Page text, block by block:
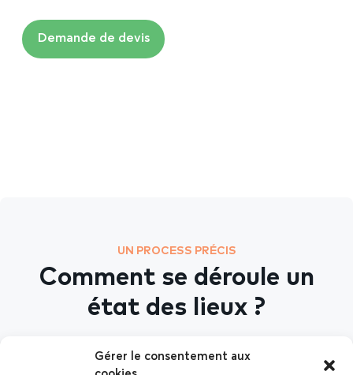
Gérer le consentement aux
Demande de devis
UN PROCESS PRÉCIS
Comment se déroule un
état des lieux ?
Nous nous occupons de